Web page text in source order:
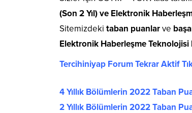
(Son 2 Yıl) ve Elektronik
Sitemizdeki taban puanlarve
Elektronik Haberleşme Teknolojisi
Tercihiniyap Forum Tekrar Aktif
4 Yıllık Bölümlerin 2022 Taban
2 Yıllık Bölümlerin 2022 Taban